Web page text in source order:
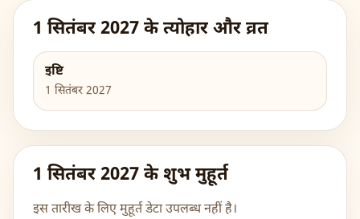
1 सितंबर 2027 के त्योहार और व्रत
इष्टि
1 सितंबर 2027
1 सितंबर 2027 के शुभ मुहूर्त
इस तारीख के लिए मुहूर्त डेटा उपलब्ध नहीं है।